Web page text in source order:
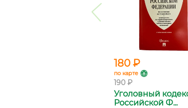
180 ₽
по карте
190 ₽
Уголовный
Российской Ф...